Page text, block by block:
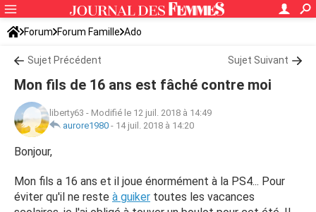
Forum Forum Famille Ado
Sujet Précédent Sujet Suivant
Mon fils de 16 ans est fâché contre moi
liberty63 - Modifié le 12 juil. 2018 à 14:49
aurore1980 - 14 juil. 2018 à 14:20
Bonjour,
Mon fils a 16 ans et il joue énormément à la PS4... Pour
éviter qu'il ne reste à guiker toutes les vacances